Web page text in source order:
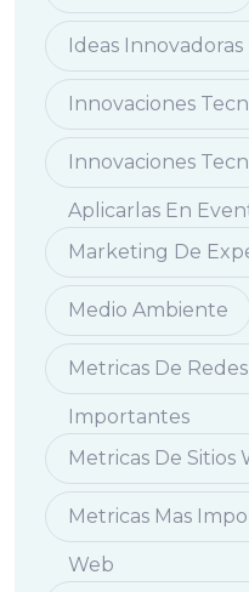
Ideas
Innovaciones
Innovaciones
Aplicarlas En
Marketing De
Medio Ambiente
Metricas De
Importantes
Metricas De Sitios
Metricas Mas
Web